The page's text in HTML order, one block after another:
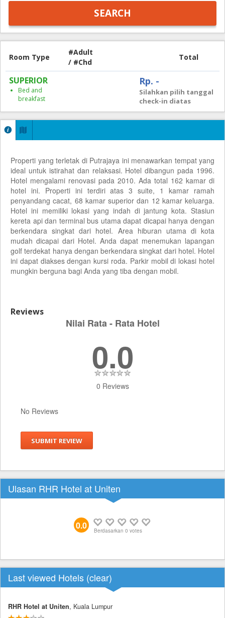
Room Type
#Adult
/ #Chd
Total
SUPERIOR
Bed and
breakfast
Rp. -
Silahkan pilih tanggal
check-in diatas
Properti yang terletak di Putrajaya ini menawarkan tempat yang
ideal untuk istirahat dan relaksasi. Hotel dibangun pada 1996.
Hotel mengalami renovasi pada 2010. Ada total 162 kamar di
hotel ini. Properti ini terdiri atas 3 suite, 1 kamar ramah
penyandang cacat, 68 kamar superior dan 12 kamar keluarga.
Hotel ini memiliki lokasi yang indah di jantung kota. Stasiun
kereta api dan terminal bus utama dapat dicapai hanya dengan
berkendara singkat dari hotel. Area hiburan utama di kota
mudah dicapai dari Hotel. Anda dapat menemukan lapangan
golf terdekat hanya dengan berkendara singkat dari hotel. Hotel
ini dapat diakses dengan kursi roda. Parkir mobil di lokasi hotel
mungkin berguna bagi Anda yang tiba dengan mobil.
Reviews
Nilai Rata - Rata Hotel
0.0
0 Reviews
No Reviews
SUBMIT REVIEW
Ulasan RHR Hotel at Uniten
0.0 Berdasarkan 0 votes
Last viewed Hotels (clear)
RHR Hotel at Uniten, Kuala Lumpur